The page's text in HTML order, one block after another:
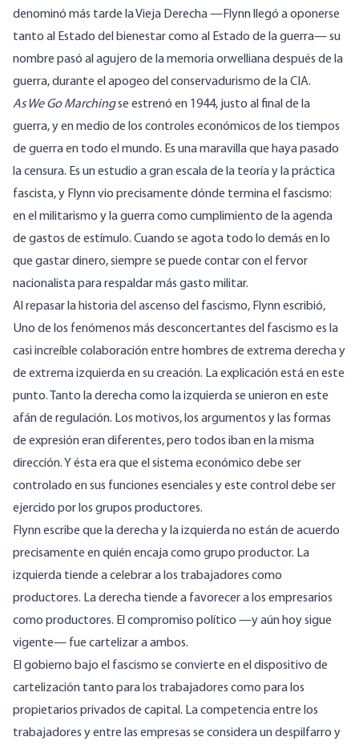
denominó más tarde la Vieja Derecha —Flynn llegó a oponerse
tanto al Estado del bienestar como al Estado de la guerra— su
nombre pasó al agujero de la memoria orwelliana después de la
guerra, durante el apogeo del conservadurismo de la CIA.
As We Go Marchingse estrenó en 1944, justo al final de la
guerra, y en medio de los controles económicos de los tiempos
de guerra en todo el mundo. Es una maravilla que haya pasado
la censura. Es un estudio a gran escala de la teoría y la práctica
fascista, y Flynn vio precisamente dónde termina el fascismo:
en el militarismo y la guerra como cumplimiento de la agenda
de gastos de estímulo. Cuando se agota todo lo demás en lo
que gastar dinero, siempre se puede contar con el fervor
nacionalista para respaldar más gasto militar.
Al repasar la historia del ascenso del fascismo, Flynn escribió,
Uno de los fenómenos más desconcertantes del fascismo es la
casi increíble colaboración entre hombres de extrema derecha y
de extrema izquierda en su creación. La explicación está en este
punto. Tanto la derecha como la izquierda se unieron en este
afán de regulación. Los motivos, los argumentos y las formas
de expresión eran diferentes, pero todos iban en la misma
dirección. Y ésta era que el sistema económico debe ser
controlado en sus funciones esenciales y este control debe ser
ejercido por los grupos productores.
Flynn escribe que la derecha y la izquierda no están de acuerdo
precisamente en quién encaja como grupo productor. La
izquierda tiende a celebrar a los trabajadores como
productores. La derecha tiende a favorecer a los empresarios
como productores. El compromiso político —y aún hoy sigue
vigente— fue cartelizar a ambos.
El gobierno bajo el fascismo se convierte en el dispositivo de
cartelización tanto para los trabajadores como para los
propietarios privados de capital. La competencia entre los
trabajadores y entre las empresas se considera un despilfarro y